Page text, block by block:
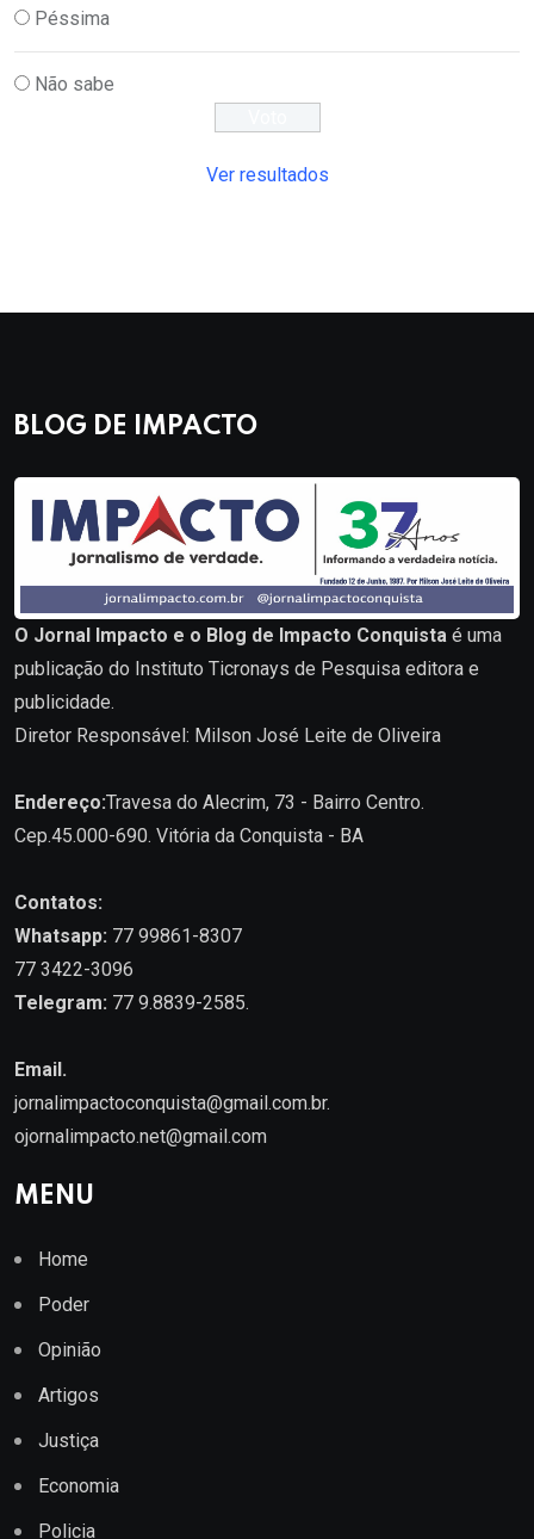
Péssima
Não sabe
Ver resultados
BLOG DE IMPACTO
O Jornal Impacto e o Blog de Impacto Conquista é uma
publicação do Instituto Ticronays de Pesquisa editora e
publicidade.
Diretor Responsável: Milson José Leite de Oliveira
Endereço:Travesa do Alecrim, 73 - Bairro Centro.
Cep.45.000-690. Vitória da Conquista - BA
Contatos:
Whatsapp: 77 99861-8307
77 3422-3096
Telegram: 77 9.8839-2585.
Email.
jornalimpactoconquista@gmail.com.br.
ojornalimpacto.net@gmail.com
MENU
Home
Poder
Opinião
Artigos
Justiça
Economia
Policia